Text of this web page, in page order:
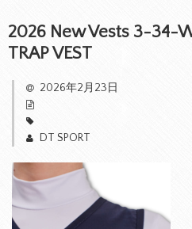
2026 New Vests 3-34-
TRAP VEST
2026年2月23日
DT SPORT